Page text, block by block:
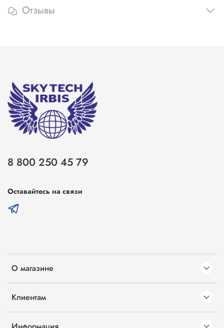
Отзывы
О магазине
Клиентам
8 800 250 45 79
Оставайтесь на связи